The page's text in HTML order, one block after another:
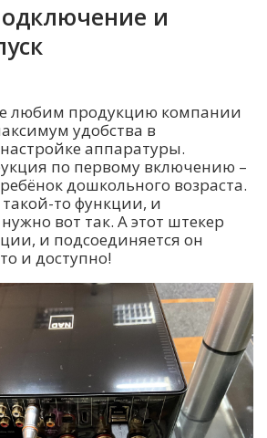
и
любим продукцию компании
удобства в
аппаратуры.
по первому включению –
дошкольного возраста.
то функции, и
вот так. А этот штекер
и подсоединяется он
и доступно!